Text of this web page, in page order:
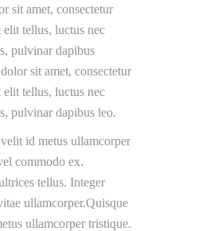
sit amet, consectetur
tellus, luctus nec
pulvinar dapibus
sit amet, consectetur
tellus, luctus nec
pulvinar dapibus leo.
id metus ullamcorper
commodo ex.
tellus. Integer
ullamcorper.Quisque
ullamcorper tristique.